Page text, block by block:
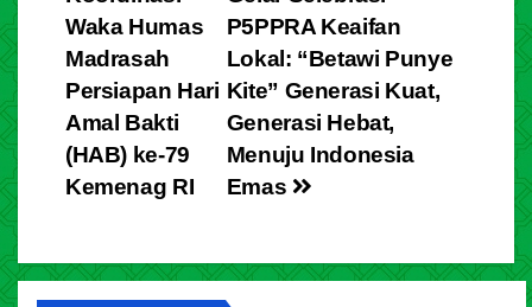
P5PPRA Keaifan
Lokal: “Betawi Punye
Kite” Generasi Kuat,
Generasi Hebat,
Menuju Indonesia
Emas
Waka Humas
Madrasah
Persiapan Hari
Amal Bakti
(HAB) ke-79
Kemenag RI